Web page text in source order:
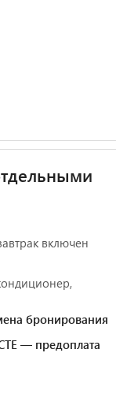
включен
бронирования
— предоплата